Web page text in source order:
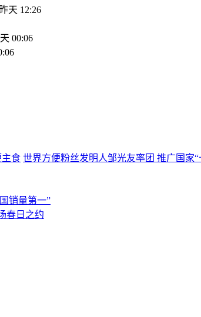
昨天 12:26
00:06
世界方便粉丝发明人邹光友率团 推广国家“
销量第一”
春日之约